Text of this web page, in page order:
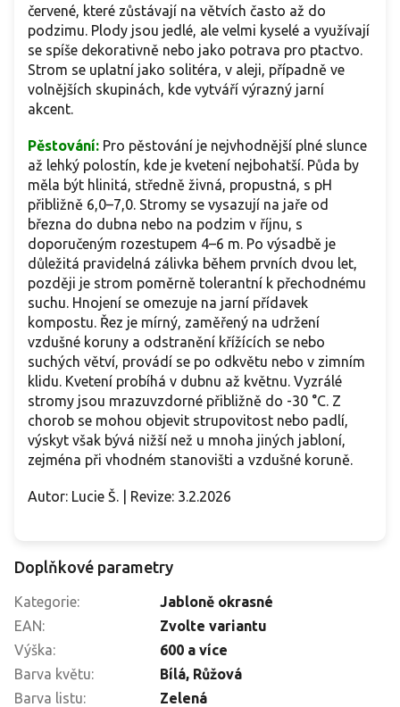
červené, které zůstávají na větvích často až do
podzimu. Plody jsou jedlé, ale velmi kyselé a využívají
se spíše dekorativně nebo jako potrava pro ptactvo.
Strom se uplatní jako solitéra, v aleji, případně ve
volnějších skupinách, kde vytváří výrazný jarní
akcent.
Pěstování: Pro pěstování je nejvhodnější plné slunce
až lehký polostín, kde je kvetení nejbohatší. Půda by
měla být hlinitá, středně živná, propustná, s pH
přibližně 6,0–7,0. Stromy se vysazují na jaře od
března do dubna nebo na podzim v říjnu, s
doporučeným rozestupem 4–6 m. Po výsadbě je
důležitá pravidelná zálivka během prvních dvou let,
později je strom poměrně tolerantní k přechodnému
suchu. Hnojení se omezuje na jarní přídavek
kompostu. Řez je mírný, zaměřený na udržení
vzdušné koruny a odstranění křížících se nebo
suchých větví, provádí se po odkvětu nebo v zimním
klidu. Kvetení probíhá v dubnu až květnu. Vyzrálé
stromy jsou mrazuvzdorné přibližně do -30 °C. Z
chorob se mohou objevit strupovitost nebo padlí,
výskyt však bývá nižší než u mnoha jiných jabloní,
zejména při vhodném stanovišti a vzdušné koruně.
Autor: Lucie Š. | Revize: 3.2.2026
Doplňkové parametry
Kategorie:
Jabloně okrasné
EAN:
Zvolte variantu
Výška:
600 a více
Barva květu: Bílá, Růžová
Barva listu:
Zelená